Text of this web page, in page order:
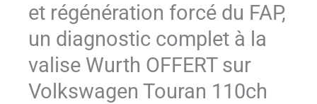
et régénération forcé du FAP,
un diagnostic complet à la
valise Wurth OFFERT sur
Volkswagen Touran 110ch